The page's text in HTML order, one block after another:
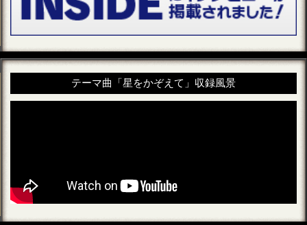
テーマ曲「星をかぞえて」収録風景